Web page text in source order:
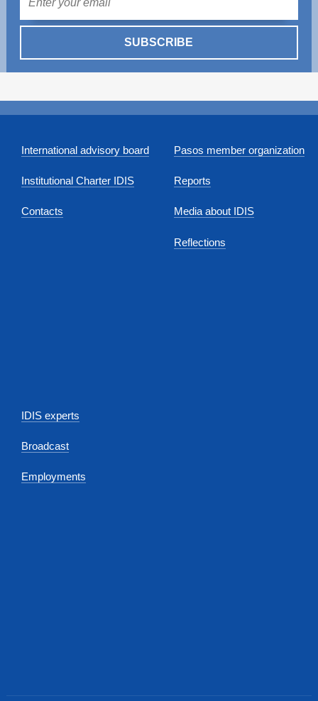
SUBSCRIBE
International advisory board
Institutional Charter IDIS
Contacts
Pasos member organization
Reports
Media about IDIS
Reflections
IDIS experts
Broadcast
Employments